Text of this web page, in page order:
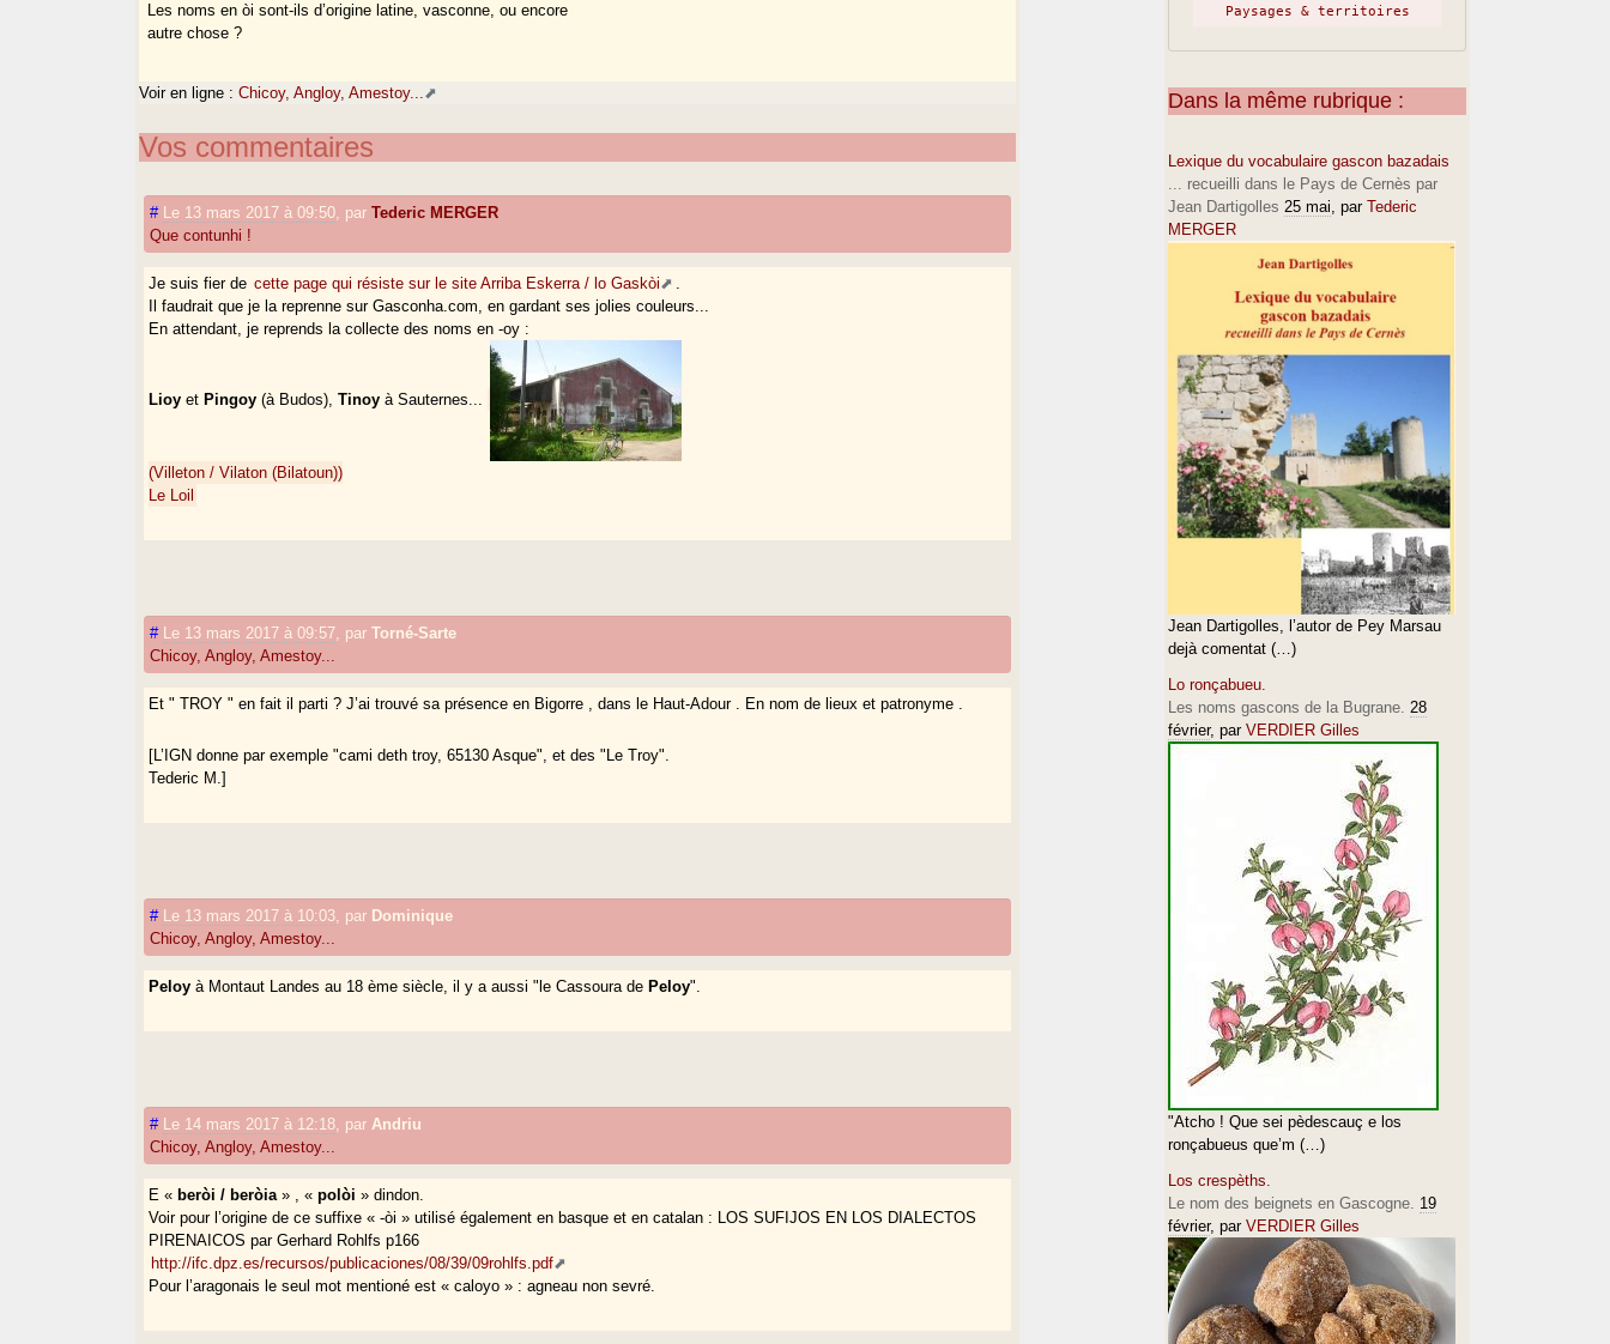
Les noms en òi sont-ils d’origine latine, vasconne, ou encore
autre chose ?
Voir en ligne :Chicoy, Angloy, Amestoy...
Vos commentaires
# Le 13 mars 2017 à 09:50 parTederic MERGER
Que contunhi !
Je suis fier de cette page qui résiste sur le site Arriba Eskerra / lo Gaskòi
Il faudrait que je la reprenne sur Gasconha.com, en gardant ses jolies couleurs...
En attendant, je reprends la collecte des noms en -oy :
Lioy etPingoy (à Budos),Tinoy à Sauternes...
(Villeton / Vilaton (Bilatoun))
Le Loil
# Le 13 mars 2017 à 09:57 parTorné-Sarte
Chicoy, Angloy, Amestoy...
Et " TROY " en fait il parti ? J’ai trouvé sa présence en Bigorre , dans le Haut-Adour . En nom de lieux et patronyme .
[L’IGN donne par exemple "cami deth troy, 65130 Asque", et des "Le Troy".
Tederic M.]
# Le 13 mars 2017 à 10:03 par Dominique
Chicoy, Angloy, Amestoy...
Peloy à Montaut Landes au 18 ème siècle, il y a aussi "le Cassoura dePeloy".
# Le 14 mars 2017 à 12:18 par Andriu
Chicoy, Angloy, Amestoy...
E «beròi / beròia » , «polòi » dindon.
Voir pour l’origine de ce suffixe « -òi » utilisé également en basque et en catalan : LOS SUFIJOS EN LOS DIALECTOS
PIRENAICOS par Gerhard Rohlfs p166
http://ifc.dpz.es/recursos/publicaciones/08/39/09rohlfs.pdf
Pour l’aragonais le seul mot mentioné est « caloyo » : agneau non sevré.
Paysages & territoires
Dans la même rubrique :
Lexique du vocabulaire gascon bazadais
... recueilli dans le Pays de Cernès par
Jean Dartigolles 25 mai, par Tederic
MERGER
Jean Dartigolles, l’autor de Pey Marsau
dejà comentat (…)
Lo ronçabueu.
Les noms gascons de la Bugrane. 28
février, par VERDIER Gilles
"Atcho ! Que sei pèdescauç e los
ronçabueus que’m (…)
Los crespèths.
Le nom des beignets en Gascogne. 19
février, par VERDIER Gilles